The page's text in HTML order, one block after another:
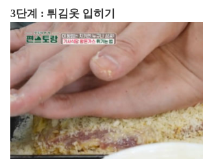
3단계 : 튀김옷 입히기